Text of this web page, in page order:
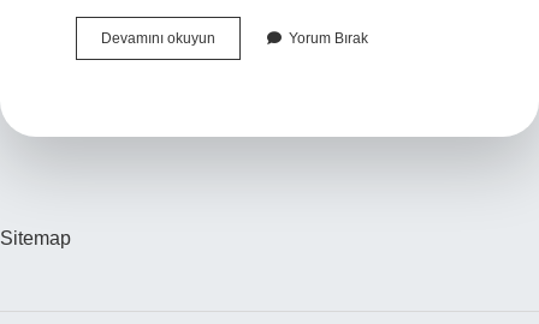
Devamını okuyun
Dördünde
Yorum Bırak
Sitemap